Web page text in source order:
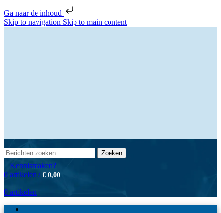
Ga naar de inhoud
Skip to navigation Skip to main content
Zoeken
Kennismaken?
0 artikelen / € 0,00
0 artikelen